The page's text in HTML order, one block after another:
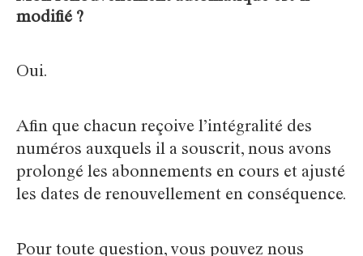
modifié ?
Oui.
Afin que chacun reçoive l’intégralité des
numéros auxquels il a souscrit, nous avons
prolongé les abonnements en cours et ajusté
les dates de renouvellement en conséquence.
Pour toute question, vous pouvez nous